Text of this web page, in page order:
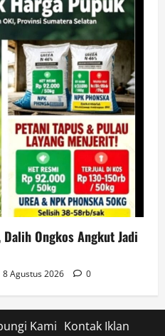
Ongkos Angkut Jadi
8 Agustus 2026 0
Kami Kontak Iklan